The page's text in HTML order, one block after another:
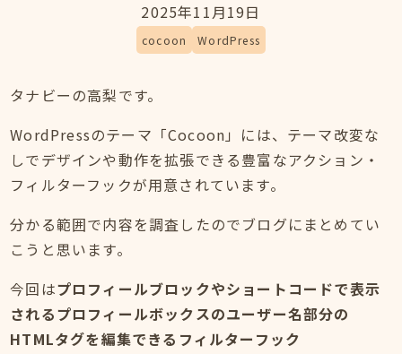
2025年11月19日
cocoon WordPress
タナビーの高梨です。
WordPressのテーマ「Cocoon」には、テーマ改変な
しでデザインや動作を拡張できる豊富なアクション・
フィルターフックが用意されています。
分かる範囲で内容を調査したのでブログにまとめてい
こうと思います。
今回はプロフィールブロックやショートコードで表示
されるプロフィールボックスのユーザー名部分の
HTMLタグを編集できるフィルターフック